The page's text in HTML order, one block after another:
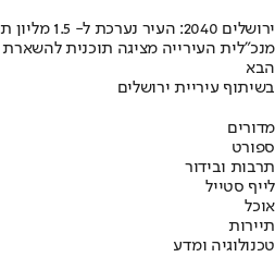
ירושלים 2040: העיר נערכת ל- 1.5 מליון תושבים
מנכ"לית העירייה מציגה תוכנית להשארת
הבא
בשיתוף עיריית ירושלים
מדורים
ספורט
תרבות ובידור
לייף סטייל
אוכל
תיירות
טכנולוגיה ומדע